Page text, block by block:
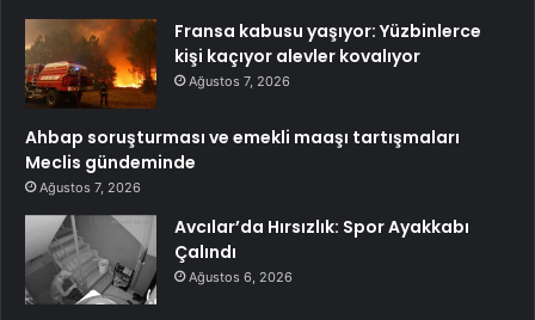
Fransa kabusu yaşıyor: Yüzbinlerce
kişi kaçıyor alevler kovalıyor
Ağustos 7, 2026
Ahbap soruşturması ve emekli maaşı tartışmaları
Meclis gündeminde
Ağustos 7, 2026
Avcılar’da Hırsızlık: Spor Ayakkabı
Çalındı
Ağustos 6, 2026